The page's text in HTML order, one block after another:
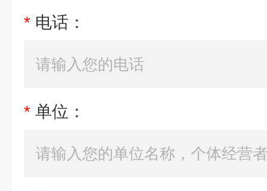
* 电话：
* 单位：